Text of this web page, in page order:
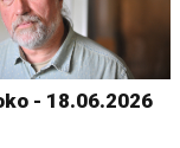
- 18.06.2026